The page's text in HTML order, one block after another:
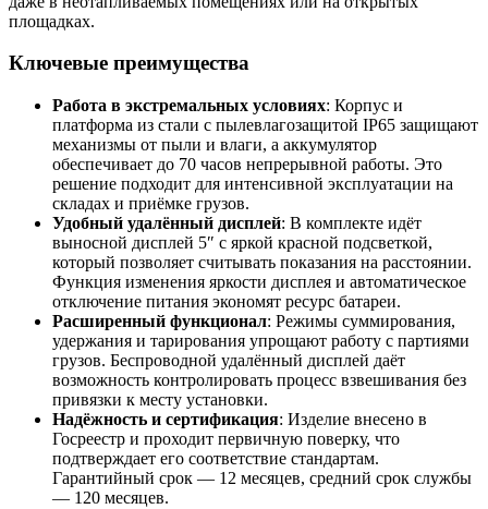
площадках.
Ключевые преимущества
Работа в экстремальных условиях: Корпус и
платформа из стали с пылевлагозащитой IP65 защищают
механизмы от пыли и влаги, а аккумулятор
обеспечивает до 70 часов непрерывной работы. Это
решение подходит для интенсивной эксплуатации на
складах и приёмке грузов.
Удобный удалённый дисплей: В комплекте идёт
выносной дисплей 5″ с яркой красной подсветкой,
который позволяет считывать показания на расстоянии.
Функция изменения яркости дисплея и автоматическое
отключение питания экономят ресурс батареи.
Расширенный функционал: Режимы суммирования,
удержания и тарирования упрощают работу с партиями
грузов. Беспроводной удалённый дисплей даёт
возможность контролировать процесс взвешивания без
привязки к месту установки.
Надёжность и сертификация: Изделие внесено в
Госреестр и проходит первичную поверку, что
подтверждает его соответствие стандартам.
Гарантийный срок — 12 месяцев, средний срок службы
— 120 месяцев.